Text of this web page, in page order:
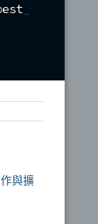
est
與擴